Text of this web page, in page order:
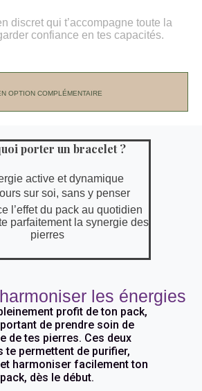
discret qui t’accompagne toute la
confiance en tes capacités.
OPTION COMPLÉMENTAIRE
porter un bracelet ?
active et dynamique
sur soi, sans y penser
l’effet du pack au quotidien
parfaitement la synergie des
pierres
les énergies
profit de ton pack,
de prendre soin de
de tes pierres. Ces deux
te permettent de purifier,
harmoniser facilement ton
pack, dès le début.